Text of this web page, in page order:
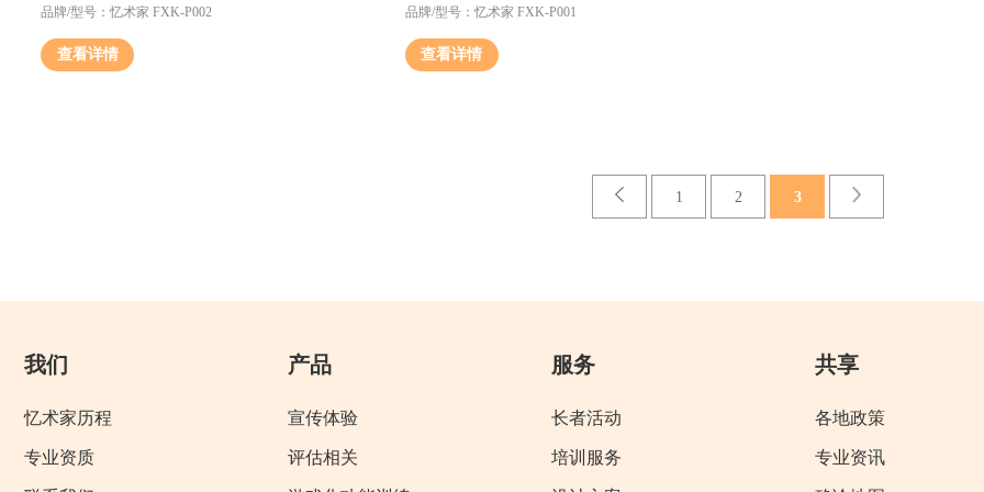
品牌/型号：忆术家 FXK-P002
查看详情
品牌/型号：忆术家 FXK-P001
查看详情
1 2 3
我们
忆术家历程
专业资质
产品
宣传体验
评估相关
服务
长者活动
培训服务
共享
各地政策
专业资讯